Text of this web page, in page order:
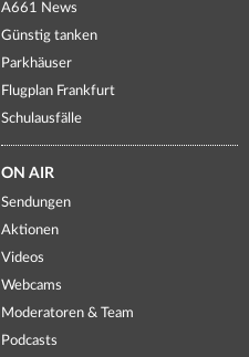
A661 News
Günstig tanken
Parkhäuser
Flugplan Frankfurt
Schulausfälle
ON AIR
Sendungen
Aktionen
Videos
Webcams
Moderatoren & Team
Podcasts